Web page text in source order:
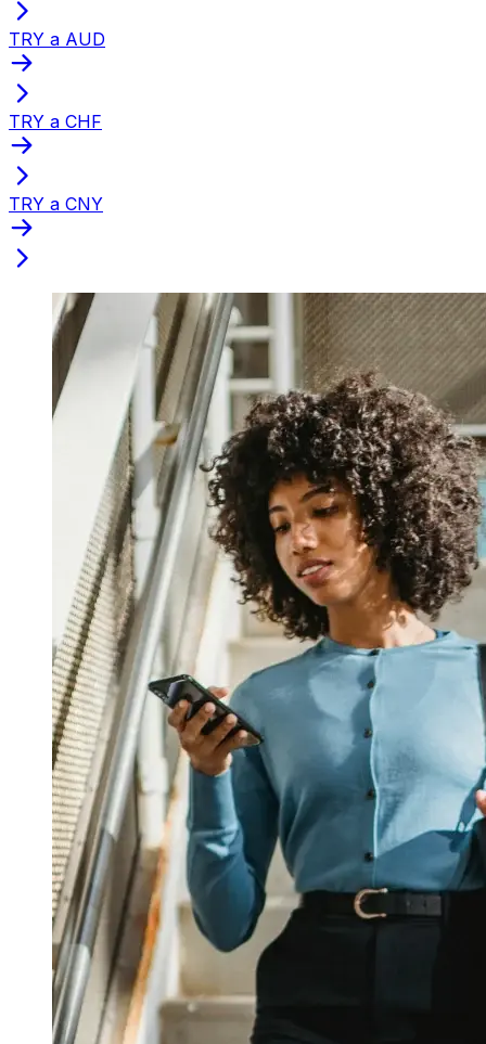
TRY a AUD
TRY a CHF
TRY a CNY